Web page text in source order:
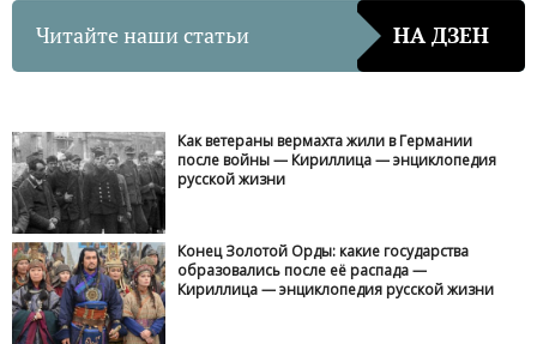
Читайте наши статьи НА ДЗЕН
Как ветераны вермахта жили в Германии
после войны — Кириллица — энциклопедия
русской жизни
Конец Золотой Орды: какие государства
образовались после её распада —
Кириллица — энциклопедия русской жизни